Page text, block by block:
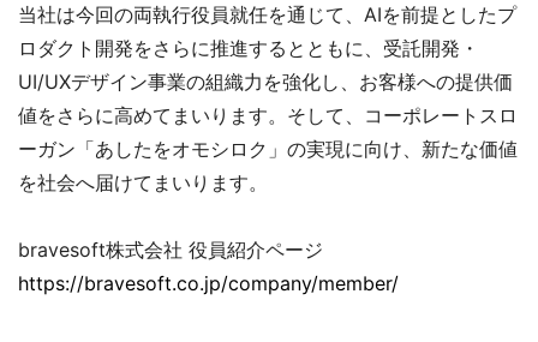
当社は今回の両執行役員就任を通じて、AIを前提としたプ
ロダクト開発をさらに推進するとともに、受託開発・
UI/UXデザイン事業の組織力を強化し、お客様への提供価
値をさらに高めてまいります。そして、コーポレートスロ
ーガン「あしたをオモシロク」の実現に向け、新たな価値
を社会へ届けてまいります。
bravesoft株式会社 役員紹介ページ
https://bravesoft.co.jp/company/member/